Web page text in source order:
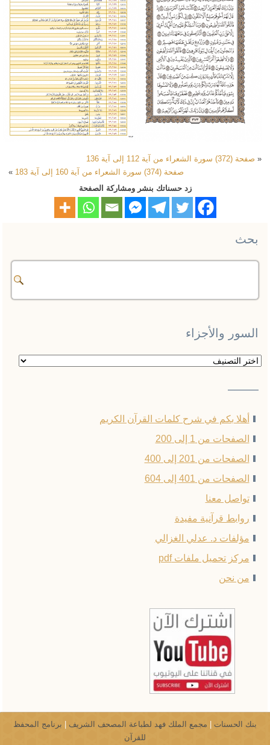
« صفحة (372) سورة الشعراء من آية 112 إلى آية 136
صفحة (374) سورة الشعراء من آية 160 إلى آية 183
»
زد حسناتك بنشر ومشاركة الصفحة
بحث
السور والأجزاء
السور
——–
أهلا بكم في شرح كلمات القرآن الكريم
الصفحات من 1 إلى 200
الصفحات من 201 إلى 400
الصفحات من 401 إلى 604
تواصل معنا
روابط قرآنية مفيدة
مؤلفات د. عدلي الغزالي
مركز تحميل ملفات pdf
من نحن
بنك الحسنات | مجمع الملك فهد لطباعة المصحف الشريف | برنامج المحفظ
للقرآن